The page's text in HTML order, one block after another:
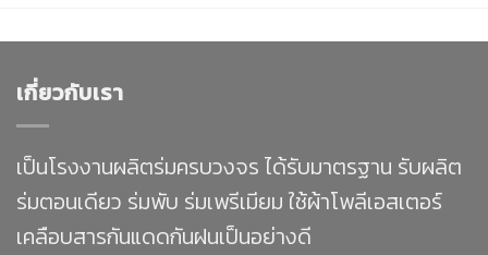
เกี่ยวกับเรา
เป็นโรงงานผลิตร่มครบวงจร ได้รับมาตรฐาน รับผลิต
ร่มตอนเดียว ร่มพับ ร่มเพรีเมียม ใช้ผ้าโพลีเอสเตอร์
เคลือบสารกันแดดกันฝนเป็นอย่างดี